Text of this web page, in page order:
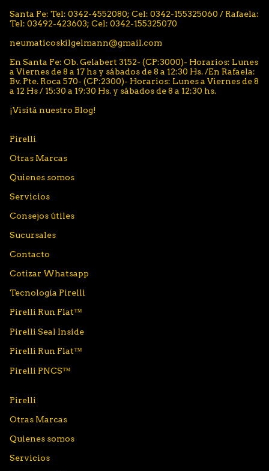
Santa Fe: Tel: 0342-4552080; Cel: 0342-155325060 / Rafaela:
Tel: 03492-423603; Cel: 0342-155325070
neumaticoskilgelmann@gmail.com
En Santa Fe: Ob. Gelabert 3152- (CP:3000)- Horarios: Lunes
a Viernes de 8 a 17 hs y sábados de 8 a 12:30 Hs. /En Rafaela:
Bv. Pte. Roca 570- (CP:2300)- Horarios: Lunes a Viernes de 8
a 12 Hs / 15:30 a 19:30 Hs. y sábados de 8 a 12:30 hs.
¡Visitá nuestro Blog!
Pirelli
Otras Marcas
Quienes somos
Servicios
Consejos útiles
Sucursales
Contacto
Cotizar Whatsapp
Tecnología Pirelli
Pirelli Run Flat™
Pirelli Seal Inside
Pirelli Run Flat™
Pirelli PNCS™
Pirelli
Otras Marcas
Quienes somos
Servicios